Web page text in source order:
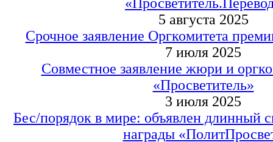
5 августа 2025
Срочное заявление Оргкомитета
7 июля 2025
Совместное заявление жюри и
«Просветитель»
3 июля 2025
Бес/порядок в мире: объявлен длинный
награды